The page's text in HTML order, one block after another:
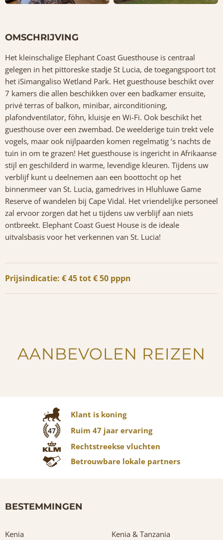
OMSCHRIJVING
Het kleinschalige Elephant Coast Guesthouse is centraal
gelegen in het pittoreske stadje St Lucia, de toegangspoort tot
het iSimangaliso Wetland Park. Het guesthouse beschikt over
7 kamers die allen beschikken over een badkamer ensuite,
privé terras of balkon, minibar, airconditioning,
plafondventilator, föhn, kluisje en Wi-Fi. Ook beschikt het
guesthouse over een zwembad. De weelderige tuin trekt vele
vogels, maar ook nijlpaarden komen regelmatig ’s nachts de
tuin in om te grazen! Het guesthouse is ingericht in Afrikaanse
stijl en geschilderd in warme, levendige kleuren. Tijdens uw
verblijf kunt u deelnemen aan een boottocht op het
binnenmeer van St. Lucia, gamedrives in Hluhluwe Game
Reserve of wandelen bij Cape Vidal. Het vriendelijke personeel
zal ervoor zorgen dat het u tijdens uw verblijf aan niets
ontbreekt. Elephant Coast Guest House is de ideale
uitvalsbasis voor het verkennen van St. Lucia!
Prijsindicatie: € 45 tot € 50 pppn
AANBEVOLEN REIZEN
Klant is koning
47
Ruim 47 jaar ervaring
Rechtstreekse vluchten
Betrouwbare lokale partners
BESTEMMINGEN
Kenia
Kenia & Tanzania